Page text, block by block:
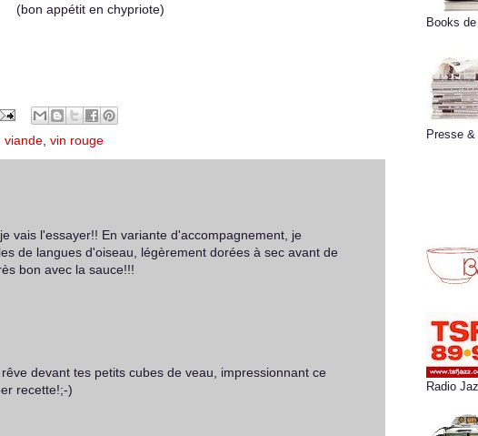
(bon appétit en chypriote)
viande vin rouge
vais l'essayer!! En variante d'accompagnement, je
de langues d'oiseau, légèrement dorées à sec avant de
bon avec la sauce!!!
devant tes petits cubes de veau, impressionnant ce
recette!;-)
Books
Presse &
Radio